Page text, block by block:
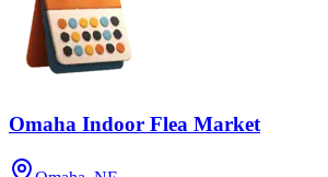
Omaha Indoor Flea Market